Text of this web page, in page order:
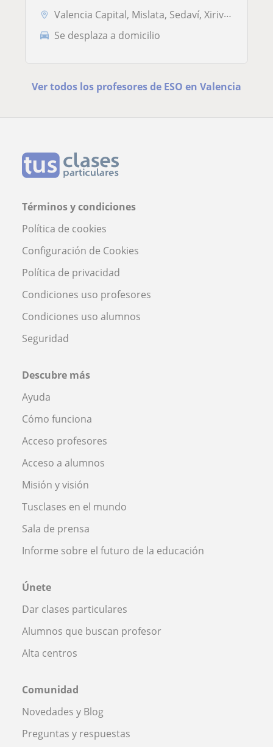
Valencia Capital, Mislata, Sedaví, Xirivella
Se desplaza a domicilio
Ver todos los profesores de ESO en Valencia
Términos y condiciones
Política de cookies
Configuración de Cookies
Política de privacidad
Condiciones uso profesores
Condiciones uso alumnos
Seguridad
Descubre más
Ayuda
Cómo funciona
Acceso profesores
Acceso a alumnos
Misión y visión
Tusclases en el mundo
Sala de prensa
Informe sobre el futuro de la educación
Únete
Dar clases particulares
Alumnos que buscan profesor
Alta centros
Comunidad
Novedades y Blog
Preguntas y respuestas